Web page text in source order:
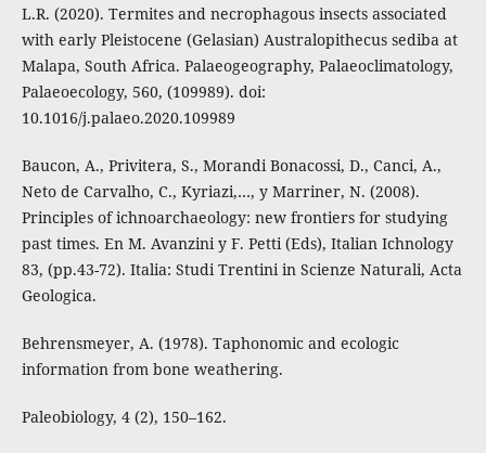
L.R. (2020). Termites and necrophagous insects associated
with early Pleistocene (Gelasian) Australopithecus sediba at
Malapa, South Africa. Palaeogeography, Palaeoclimatology,
Palaeoecology, 560, (109989). doi:
10.1016/j.palaeo.2020.109989
Baucon, A., Privitera, S., Morandi Bonacossi, D., Canci, A.,
Neto de Carvalho, C., Kyriazi,…, y Marriner, N. (2008).
Principles of ichnoarchaeology: new frontiers for studying
past times. En M. Avanzini y F. Petti (Eds), Italian Ichnology
83, (pp.43-72). Italia: Studi Trentini in Scienze Naturali, Acta
Geologica.
Behrensmeyer, A. (1978). Taphonomic and ecologic
information from bone weathering.
Paleobiology, 4 (2), 150–162.